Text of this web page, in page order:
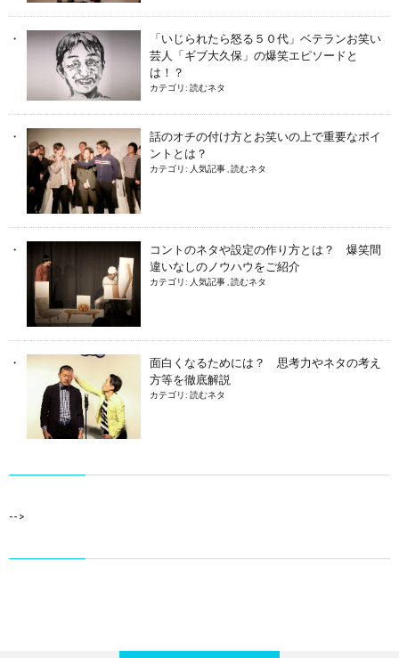
「いじられたら怒る５０代」ベテランお笑い
芸人「ギブ大久保」の爆笑エピソードと
は！？
カテゴリ: 読むネタ
話のオチの付け方とお笑いの上で重要なポイ
ントとは？
カテゴリ: 人気記事 読むネタ
コントのネタや設定の作り方とは？ 爆笑間
違いなしのノウハウをご紹介
カテゴリ: 人気記事 読むネタ
面白くなるためには？ 思考力やネタの考え
方等を徹底解説
カテゴリ: 読むネタ
-->